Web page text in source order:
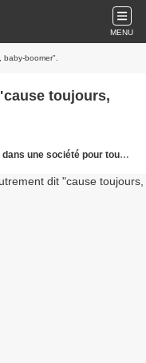
MENU
boomer".
toujours,
société pour tous les âges